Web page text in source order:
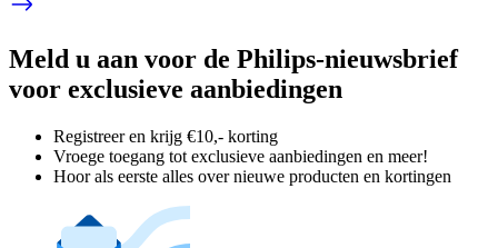
Meld u aan voor de Philips-nieuwsbrief
voor exclusieve aanbiedingen
Registreer en krijg €10,- korting
Vroege toegang tot exclusieve aanbiedingen en meer!
Hoor als eerste alles over nieuwe producten en kortingen